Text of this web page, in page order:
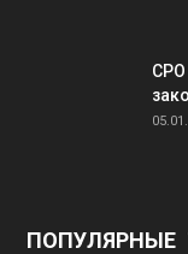
СРО
ПОПУЛЯРНЫЕ